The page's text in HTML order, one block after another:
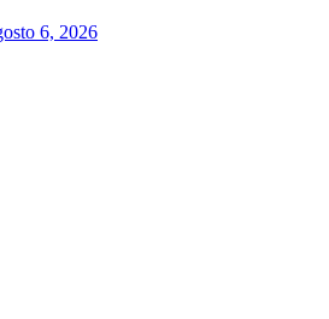
6, 2026